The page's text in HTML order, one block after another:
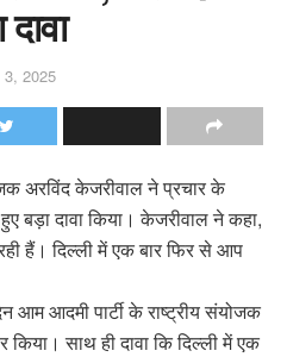
3, 2025
अरविंद केजरीवाल ने प्रचार के
बड़ा दावा किया। केजरीवाल ने कहा,
हैं। दिल्ली में एक बार फिर से आप
आम आदमी पार्टी के राष्ट्रीय संयोजक
साथ ही दावा कि दिल्ली में एक